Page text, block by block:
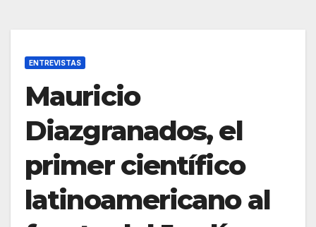
ENTREVISTAS
Mauricio
Diazgranados, el
primer científico
latinoamericano al